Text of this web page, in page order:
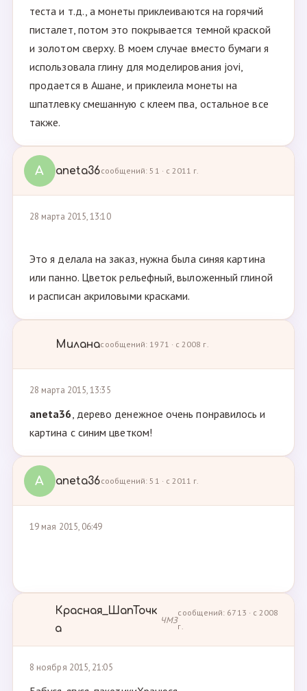
теста и т.д., а монеты приклеиваются на горячий
писталет, потом это покрывается темной краской
и золотом сверху. В моем случае вместо бумаги я
использовала глину для моделирования jovi,
продается в Ашане, и приклеила монеты на
шпатлевку смешанную с клеем пва, остальное все
также.
A aneta36сообщений: 51 · с 2011 г.
28 марта 2015, 13:10
Это я делала на заказ, нужна была синяя картина
или панно. Цветок рельефный, выложенный глиной
и расписан акриловыми красками.
Миланасообщений: 1971 · с 2008 г.
28 марта 2015, 13:35
aneta36, дерево денежное очень понравилось и
картина с синим цветком!
A aneta36сообщений: 51 · с 2011 г.
19 мая 2015, 06:49
Красная_ШапТочк
а
ЧМЗ
сообщений: 6713 · с 2008
г.
8 ноября 2015, 21:05